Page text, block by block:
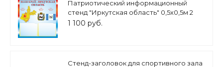
Патриотический информационный
стенд "Иркутская область" 0,5х0,5м 2
кармана А5 арт.П1494
1 100 руб.
Стенд-заголовок для спортивного зала